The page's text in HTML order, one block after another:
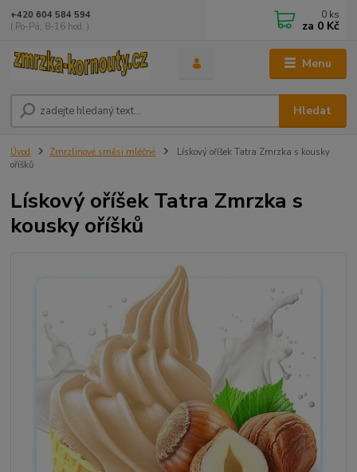
Menu
Hledat
+420 604 584 594
( Po-Pá, 8-16 hod. )
0 ks
za 0 Kč
Úvod Zmrzlinové směsi mléčné
Lískový oříšek Tatra Zmrzka s kousky
oříšků
Lískový oříšek Tatra Zmrzka s
kousky oříšků